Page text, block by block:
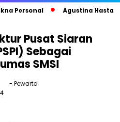
Agustina Hastarina
Pusat Siaran
Sebagai
SMSI
- Pewarta